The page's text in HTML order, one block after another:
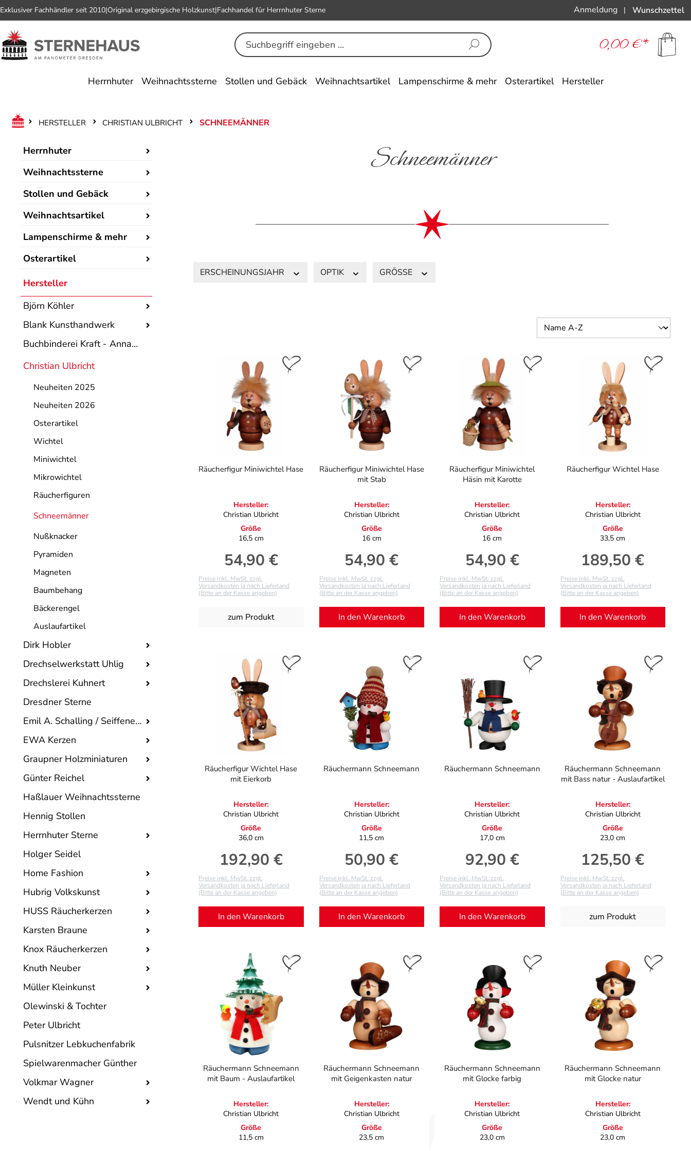
Hauptinhalt springen
Zur Suche springen
Zur Hauptnavigation springen
Exklusiver Fachhändler seit 2010|Original erzgebirgische Holzkunst|Fachhandel für Herrnhuter Sterne Anmeldung | Wunschzettel
0,00 €*
Herrnhuter Weihnachtssterne Stollen und Gebäck Weihnachtsartikel Lampenschirme & mehr Osterartikel Hersteller
HERSTELLER CHRISTIAN ULBRICHT SCHNEEMÄNNER
Herrnhuter
Weihnachtssterne
Stollen und Gebäck
Weihnachtsartikel
Lampenschirme & mehr
Osterartikel
Hersteller
Björn Köhler
Blank Kunsthandwerk
Buchbinderei Kraft - Annaberger Sterne
Christian Ulbricht
Neuheiten 2025
Neuheiten 2026
Osterartikel
Wichtel
Miniwichtel
Mikrowichtel
Räucherfiguren
Schneemänner
Nußknacker
Pyramiden
Magneten
Baumbehang
Bäckerengel
Auslaufartikel
Dirk Hobler
Drechselwerkstatt Uhlig
Drechslerei Kuhnert
Dresdner Sterne
Emil A. Schalling / Seiffener Volkskunst
EWA Kerzen
Graupner Holzminiaturen
Günter Reichel
Haßlauer Weihnachtssterne
Hennig Stollen
Herrnhuter Sterne
Holger Seidel
Home Fashion
Hubrig Volkskunst
HUSS Räucherkerzen
Karsten Braune
Knox Räucherkerzen
Knuth Neuber
Müller Kleinkunst
Olewinski & Tochter
Peter Ulbricht
Pulsnitzer Lebkuchenfabrik
Spielwarenmacher Günther
Volkmar Wagner
Wendt und Kühn
Schneemänner
ERSCHEINUNGSJAHR OPTIK GRÖSSE
Räucherfigur Miniwichtel Hase
Hersteller:
Christian Ulbricht
Größe
16,5 cm
Regulärer Preis:
54,90 €
Preise inkl. MwSt. zzgl.
Versandkosten ja nach Lieferland
(Bitte an der Kasse angeben)
zum Produkt
Räucherfigur Miniwichtel Hase
mit Stab
Hersteller:
Christian Ulbricht
Größe
16 cm
Regulärer Preis:
54,90 €
Preise inkl. MwSt. zzgl.
Versandkosten ja nach Lieferland
(Bitte an der Kasse angeben)
In den Warenkorb
Räucherfigur Miniwichtel
Häsin mit Karotte
Hersteller:
Christian Ulbricht
Größe
16 cm
Regulärer Preis:
54,90 €
Preise inkl. MwSt. zzgl.
Versandkosten ja nach Lieferland
(Bitte an der Kasse angeben)
In den Warenkorb
Räucherfigur Wichtel Hase
Hersteller:
Christian Ulbricht
Größe
33,5 cm
Regulärer Preis:
189,50 €
Preise inkl. MwSt. zzgl.
Versandkosten ja nach Lieferland
(Bitte an der Kasse angeben)
In den Warenkorb
Räucherfigur Wichtel Hase
mit Eierkorb
Hersteller:
Christian Ulbricht
Größe
36,0 cm
Regulärer Preis:
192,90 €
Preise inkl. MwSt. zzgl.
Versandkosten ja nach Lieferland
(Bitte an der Kasse angeben)
In den Warenkorb
Räuchermann Schneemann
Hersteller:
Christian Ulbricht
Größe
11,5 cm
Regulärer Preis:
50,90 €
Preise inkl. MwSt. zzgl.
Versandkosten ja nach Lieferland
(Bitte an der Kasse angeben)
In den Warenkorb
Räuchermann Schneemann
Hersteller:
Christian Ulbricht
Größe
17,0 cm
Regulärer Preis:
92,90 €
Preise inkl. MwSt. zzgl.
Versandkosten ja nach Lieferland
(Bitte an der Kasse angeben)
In den Warenkorb
Räuchermann Schneemann
mit Bass natur - Auslaufartikel
Hersteller:
Christian Ulbricht
Größe
23,0 cm
Regulärer Preis:
125,50 €
Preise inkl. MwSt. zzgl.
Versandkosten ja nach Lieferland
(Bitte an der Kasse angeben)
zum Produkt
Räuchermann Schneemann
mit Baum - Auslaufartikel
Hersteller:
Christian Ulbricht
Größe
11,5 cm
Räuchermann Schneemann
mit Geigenkasten natur
Hersteller:
Christian Ulbricht
Größe
23,5 cm
Räuchermann Schneemann
mit Glocke farbig
Hersteller:
Christian Ulbricht
Größe
23,0 cm
Räuchermann Schneemann
mit Glocke natur
Hersteller:
Christian Ulbricht
Größe
23,0 cm